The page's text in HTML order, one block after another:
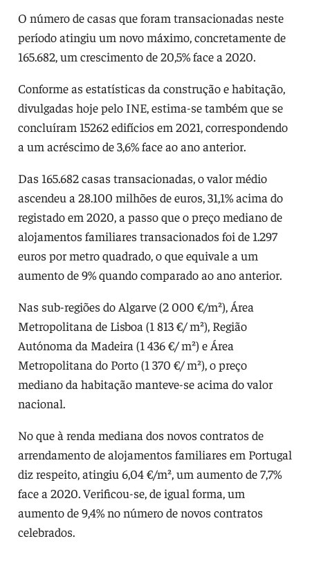
O número de casas que foram transacionadas neste
período atingiu um novo máximo, concretamente de
165.682, um crescimento de 20,5% face a 2020.
Conforme as estatísticas da construção e habitação,
divulgadas hoje pelo INE, estima-se também que se
concluíram 15262 edifícios em 2021, correspondendo
a um acréscimo de 3,6% face ao ano anterior.
Das 165.682 casas transacionadas, o valor médio
ascendeu a 28.100 milhões de euros, 31,1% acima do
registado em 2020, a passo que o preço mediano de
alojamentos familiares transacionados foi de 1.297
euros por metro quadrado, o que equivale a um
aumento de 9% quando comparado ao ano anterior.
Nas sub-regiões do Algarve (2 000 €/m²), Área
Metropolitana de Lisboa (1 813 €/ m²), Região
Autónoma da Madeira (1 436 €/ m²) e Área
Metropolitana do Porto (1 370 €/ m²), o preço
mediano da habitação manteve-se acima do valor
nacional.
No que à renda mediana dos novos contratos de
arrendamento de alojamentos familiares em Portugal
diz respeito, atingiu 6,04 €/m², um aumento de 7,7%
face a 2020. Verificou-se, de igual forma, um
aumento de 9,4% no número de novos contratos
celebrados.